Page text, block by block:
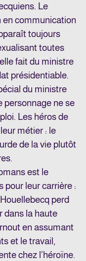
Le
en communication
toujours
toutes
fait du ministre
présidentiable.
du ministre
personnage ne se
Les héros de
métier : le
de la vie plutôt
est le
pour leur carrière :
perd
dans la haute
en assumant
et le travail,
chez l’héroïne.